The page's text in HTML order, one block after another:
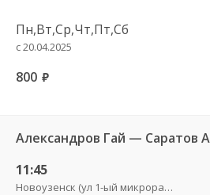
Пн,Вт,Ср,Чт,Пт,Сб
с 20.04.2025
800 руб.
Александров Гай — Саратов
11:45
Новоузенск (ул 1-ый микрорайон 12)